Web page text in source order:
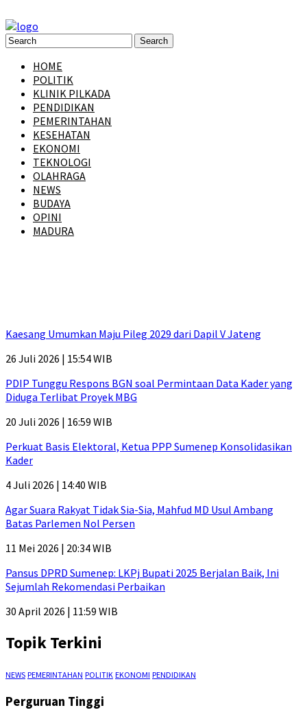
HOME
POLITIK
KLINIK PILKADA
PENDIDIKAN
PEMERINTAHAN
KESEHATAN
EKONOMI
TEKNOLOGI
OLAHRAGA
NEWS
BUDAYA
OPINI
MADURA
Kaesang Umumkan Maju Pileg 2029 dari Dapil V Jateng
26 Juli 2026 | 15:54 WIB
PDIP Tunggu Respons BGN soal Permintaan Data Kader yang
Diduga Terlibat Proyek MBG
20 Juli 2026 | 16:59 WIB
Perkuat Basis Elektoral, Ketua PPP Sumenep Konsolidasikan
Kader
4 Juli 2026 | 14:40 WIB
Agar Suara Rakyat Tidak Sia-Sia, Mahfud MD Usul Ambang
Batas Parlemen Nol Persen
11 Mei 2026 | 20:34 WIB
Pansus DPRD Sumenep: LKPj Bupati 2025 Berjalan Baik, Ini
Sejumlah Rekomendasi Perbaikan
30 April 2026 | 11:59 WIB
Topik Terkini
NEWS PEMERINTAHAN POLITIK EKONOMI PENDIDIKAN
Perguruan Tinggi